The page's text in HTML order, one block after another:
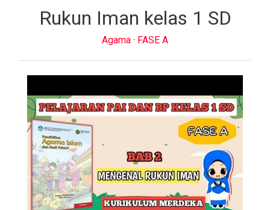
Rukun Iman kelas 1 SD
Agama · FASE A